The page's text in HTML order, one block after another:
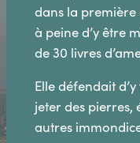
dans la première
à peine d’y être
de 30 livres
Elle défendait
jeter des
autres